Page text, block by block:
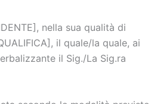
nella sua qualità di
il quale/la quale, ai
il Sig./La Sig.ra